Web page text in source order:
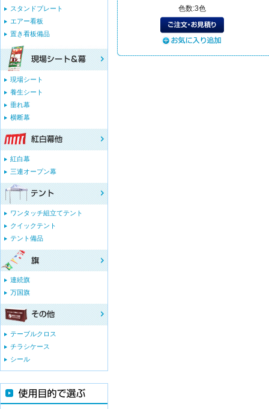
色数:3色
スタンドプレート
エアー看板
置き看板備品
現場シート
養生シート
垂れ幕
横断幕
紅白幕
三連オープン幕
ワンタッチ組立てテント
クイックテント
テント備品
連続旗
万国旗
テーブルクロス
チラシケース
シール